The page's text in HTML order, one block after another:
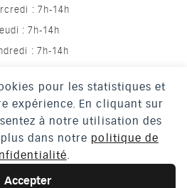
pour les statistiques et
expérience. En cliquant sur
à notre utilisation des
dans notre politique de
.
Accepter
: 7h-14h
: 7h-14h
: 7h-14h
légales
de confidentialité
Crédits
Accessibilité